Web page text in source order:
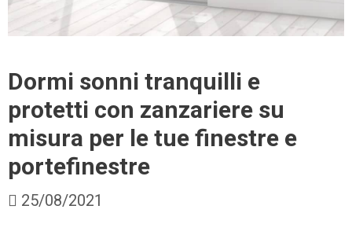
Dormi sonni tranquilli e
protetti con zanzariere su
misura per le tue finestre e
portefinestre
25/08/2021